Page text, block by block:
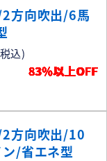
方向吹出/6馬
込)
83％以上OFF
方向吹出/10
/省エネ型